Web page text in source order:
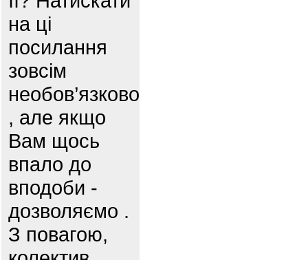
на ці
посилання
зовсім
необов’язково
, але якщо
Вам щось
впало до
вподоби -
дозволяємо .
З повагою,